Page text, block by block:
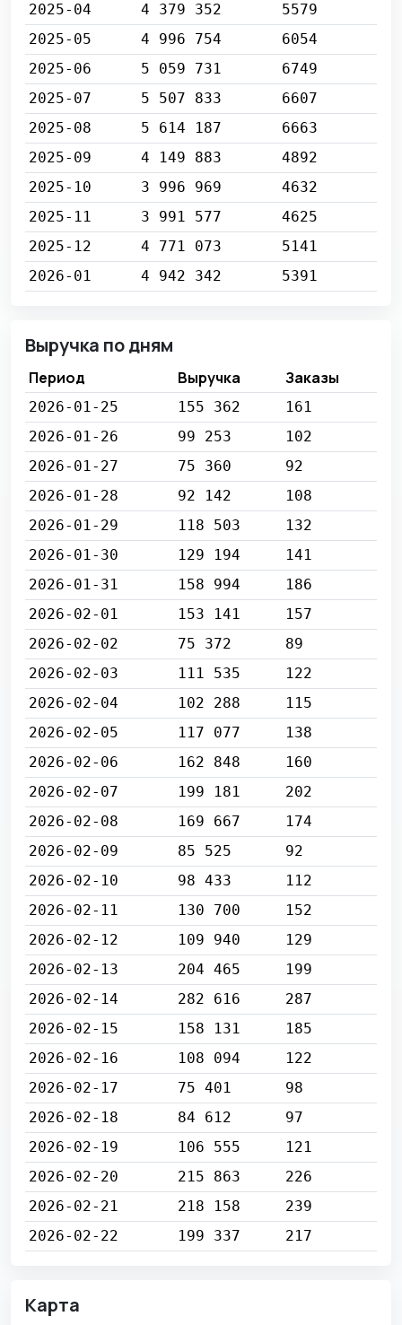
2025-04
4 379 352
5579
2025-05
4 996 754
6054
2025-06
5 059 731
6749
2025-07
5 507 833
6607
2025-08
5 614 187
6663
2025-09
4 149 883
4892
2025-10
3 996 969
4632
2025-11
3 991 577
4625
2025-12
4 771 073
5141
2026-01
4 942 342 5391
Выручка по дням
Период Выручка Заказы
2026-01-25 155 362
161
2026-01-26
99 253
102
2026-01-27
75 360
92
2026-01-28
92 142
108
2026-01-29
118 503
132
2026-01-30
129 194
141
2026-01-31
158 994
186
2026-02-01
153 141
157
2026-02-02
75 372
89
2026-02-03
111 535
122
2026-02-04
102 288
115
2026-02-05
117 077
138
2026-02-06
162 848
160
2026-02-07
199 181
202
2026-02-08
169 667
174
2026-02-09
85 525
92
2026-02-10
98 433
112
2026-02-11
130 700
152
2026-02-12
109 940
129
2026-02-13
204 465
199
2026-02-14
282 616
287
2026-02-15
158 131
185
2026-02-16
108 094
122
2026-02-17
75 401
98
2026-02-18
84 612
97
2026-02-19
106 555
121
2026-02-20
215 863
226
2026-02-21
218 158
239
2026-02-22
199 337 217
Карта